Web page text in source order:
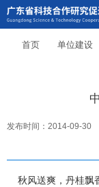
首页 单位建设
发布时间：2014-09-30
秋风送爽，丹桂飘